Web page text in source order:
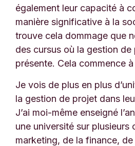
également leur capacité à
manière significative à la
trouve cela dommage que
des cursus où la gestion
présente. Cela commence
Je vois de plus en plus
la gestion de projet dans
J’ai moi-même enseigné
une université sur plusieurs
marketing, de la finance, de